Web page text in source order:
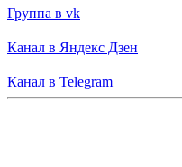
Группа в vk
Канал в Яндекс Дзен
Канал в Telegram